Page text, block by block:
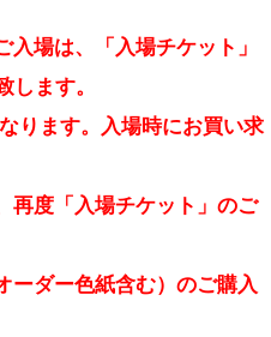
場は、「入場チケット」
します。
ります。入場時にお買い求
再度「入場チケット」のご
ーダー色紙含む）のご購入